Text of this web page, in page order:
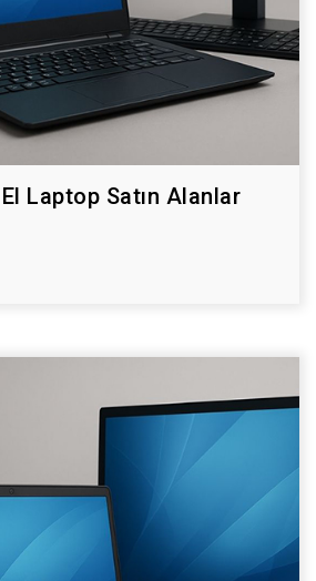
Laptop Satın Alanlar